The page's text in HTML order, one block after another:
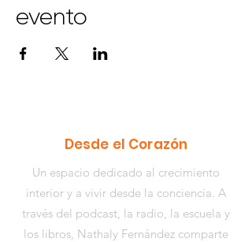
evento
Desde el Corazón
Un espacio dedicado al crecimiento
interior y a vivir desde la conciencia. A
través del podcast, la radio, la escuela y
los libros, Nathaly Fernández comparte